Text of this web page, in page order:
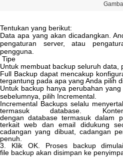
Tentukan yang berikut:
Data apa yang akan dicadangkan
pengaturan
server, atau
pengguna
Tipe
Untuk membuat backup seluruh data
Full Backup dapat mencakup
tergantung pada apa yang Anda pilih
Untuk backup hanya perubahan yang
sebelumnya
pilih Incremental
Incremental Backups selalu
termasuk
database
dengan database termasuk dalam
terkait web dan email didukung
cadangan yang dibuat, cadangan
penuh
3
Klik OK. Proses backup dimulai
file backup akan disimpan ke